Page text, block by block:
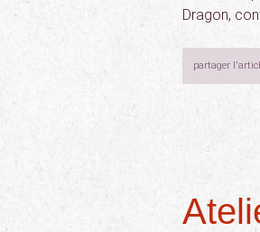
Dragon,
partager